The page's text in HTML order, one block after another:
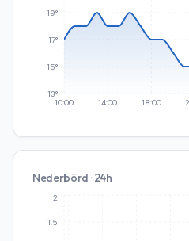
10:00 14:00 18:00
13°
15°
17°
19°
Nederbörd · 24h
1.5
2